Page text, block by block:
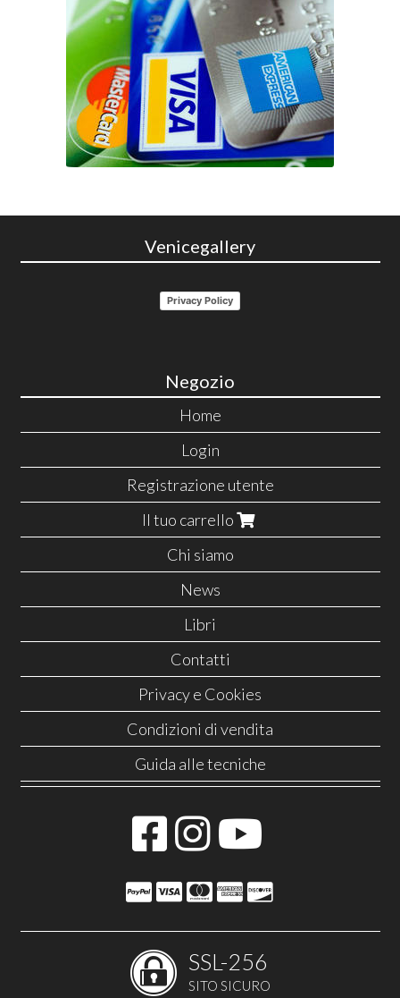
Venicegallery
Privacy Policy
Negozio
Home
Login
Registrazione utente
Il tuo carrello
Chi siamo
News
Libri
Contatti
Privacy e Cookies
Condizioni di vendita
Guida alle tecniche
SSL-256
SITO SICURO